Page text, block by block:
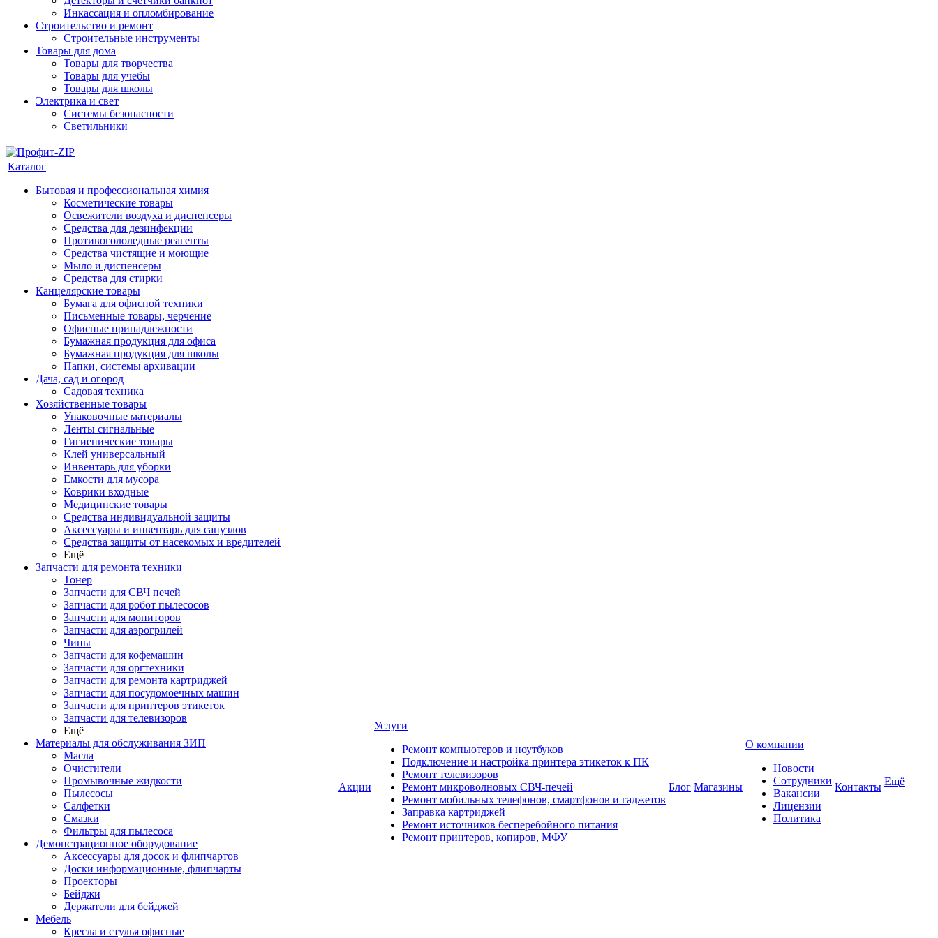
Инкассация и опломбирование
Строительство и ремонт
Строительные инструменты
Товары для дома
Товары для творчества
Товары для учебы
Товары для школы
Электрика и свет
Системы безопасности
Светильники
Каталог
Бытовая и профессиональная химия
Косметические товары
Освежители воздуха и диспенсеры
Средства для дезинфекции
Противогололедные реагенты
Средства чистящие и моющие
Мыло и диспенсеры
Средства для стирки
Канцелярские товары
Бумага для офисной техники
Письменные товары, черчение
Офисные принадлежности
Бумажная продукция для офиса
Бумажная продукция для школы
Папки, системы архивации
Дача, сад и огород
Садовая техника
Хозяйственные товары
Упаковочные материалы
Ленты сигнальные
Гигиенические товары
Клей универсальный
Инвентарь для уборки
Емкости для мусора
Коврики входные
Медицинские товары
Средства индивидуальной защиты
Аксессуары и инвентарь для санузлов
Средства защиты от насекомых и вредителей
Ещё
Запчасти для ремонта техники
Тонер
Запчасти для СВЧ печей
Запчасти для робот пылесосов
Запчасти для мониторов
Запчасти для аэрогрилей
Чипы
Запчасти для кофемашин
Запчасти для оргтехники
Запчасти для ремонта картриджей
Запчасти для посудомоечных машин
Запчасти для принтеров этикеток
Запчасти для телевизоров
Ещё
Материалы для обслуживания ЗИП
Масла
Очистители
Промывочные жидкости
Пылесосы
Салфетки
Смазки
Фильтры для пылесоса
Демонстрационное оборудование
Аксессуары для досок и флипчартов
Доски информационные, флипчарты
Проекторы
Бейджи
Держатели для бейджей
Мебель
Кресла и стулья офисные
Акции
Услуги
Ремонт компьютеров и ноутбуков
Подключение и настройка принтера этикеток к ПК
Ремонт телевизоров
Ремонт микроволновых СВЧ-печей
Ремонт мобильных телефонов, смартфонов и гаджетов
Заправка картриджей
Ремонт источников бесперебойного питания
Ремонт принтеров, копиров, МФУ
Блог Магазины
О компании
Новости
Сотрудники
Вакансии
Лицензии
Политика
Контакты Ещё